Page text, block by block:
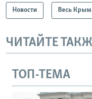
Новости Весь Крым
ЧИТАЙТЕ
ТОП-ТЕМА